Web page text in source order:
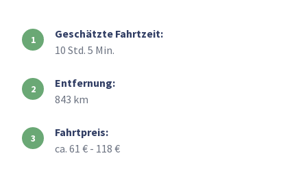
Geschätzte Fahrtzeit:
10 Std. 5 Min.
Entfernung:
843 km
Fahrtpreis:
ca. 61 € - 118 €